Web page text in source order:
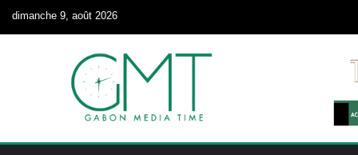
dimanche 9, août 2026